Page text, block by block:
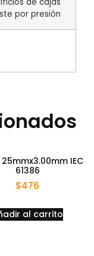
por presión
25mmx3.00mm IEC
61386
$476
al carrito